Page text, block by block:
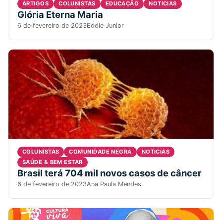
ARTIGOS COLUNISTAS EDUCAÇÃO NOTICIAS
Glória Eterna Maria
6 de fevereiro de 2023Eddie Junior
COLUNISTAS COMUNIDADE NEGRA
NOTICIAS
SAÚDE & BEM ESTAR
Brasil terá 704 mil novos casos de câncer
6 de fevereiro de 2023Ana Paula Mendes